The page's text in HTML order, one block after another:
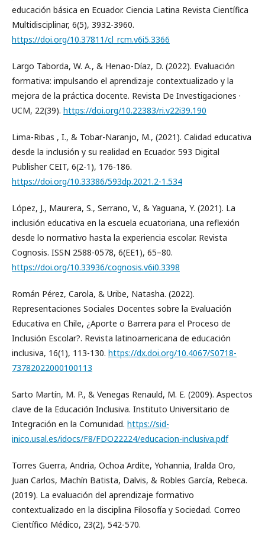
educación básica en Ecuador. Ciencia Latina Revista Científica
Multidisciplinar, 6(5), 3932-3960.
https://doi.org/10.37811/cl_rcm.v6i5.3366
Largo Taborda, W. A., & Henao-Díaz, D. (2022). Evaluación
formativa: impulsando el aprendizaje contextualizado y la
mejora de la práctica docente. Revista De Investigaciones ·
UCM, 22(39). https://doi.org/10.22383/ri.v22i39.190
Lima-Ribas , I., & Tobar-Naranjo, M., (2021). Calidad educativa
desde la inclusión y su realidad en Ecuador. 593 Digital
Publisher CEIT, 6(2-1), 176-186.
https://doi.org/10.33386/593dp.2021.2-1.534
López, J., Maurera, S., Serrano, V., & Yaguana, Y. (2021). La
inclusión educativa en la escuela ecuatoriana, una reflexión
desde lo normativo hasta la experiencia escolar. Revista
Cognosis. ISSN 2588-0578, 6(EE1), 65–80.
https://doi.org/10.33936/cognosis.v6i0.3398
Román Pérez, Carola, & Uribe, Natasha. (2022).
Representaciones Sociales Docentes sobre la Evaluación
Educativa en Chile, ¿Aporte o Barrera para el Proceso de
Inclusión Escolar?. Revista latinoamericana de educación
inclusiva, 16(1), 113-130. https://dx.doi.org/10.4067/S0718-
73782022000100113
Sarto Martín, M. P., & Venegas Renauld, M. E. (2009). Aspectos
clave de la Educación Inclusiva. Instituto Universitario de
Integración en la Comunidad. https://sid-
inico.usal.es/idocs/F8/FDO22224/educacion-inclusiva.pdf
Torres Guerra, Andria, Ochoa Ardite, Yohannia, Iralda Oro,
Juan Carlos, Machín Batista, Dalvis, & Robles García, Rebeca.
(2019). La evaluación del aprendizaje formativo
contextualizado en la disciplina Filosofía y Sociedad. Correo
Científico Médico, 23(2), 542-570.